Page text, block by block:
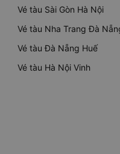
Vé tàu Sài Gòn Hà Nội
Vé tàu Nha Trang Đà
Vé tàu Đà Nẵng Huế
Vé tàu Hà Nội Vinh